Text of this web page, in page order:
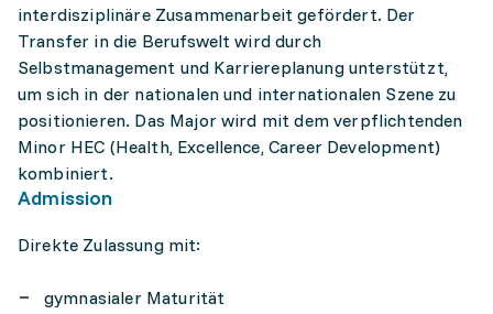
interdisziplinäre Zusammenarbeit gefördert. Der
Transfer in die Berufswelt wird durch
Selbstmanagement und Karriereplanung unterstützt,
um sich in der nationalen und internationalen Szene zu
positionieren. Das Major wird mit dem verpflichtenden
Minor HEC (Health, Excellence, Career Development)
kombiniert.
Admission
Direkte Zulassung mit:
gymnasialer Maturität